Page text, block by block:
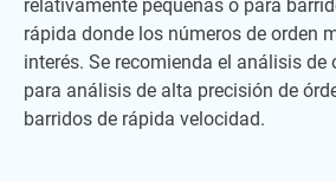
relativamente pequeñas o para
rápida donde los números de orden
interés. Se recomienda el análisis de
para análisis de alta precisión de
barridos de rápida velocidad.